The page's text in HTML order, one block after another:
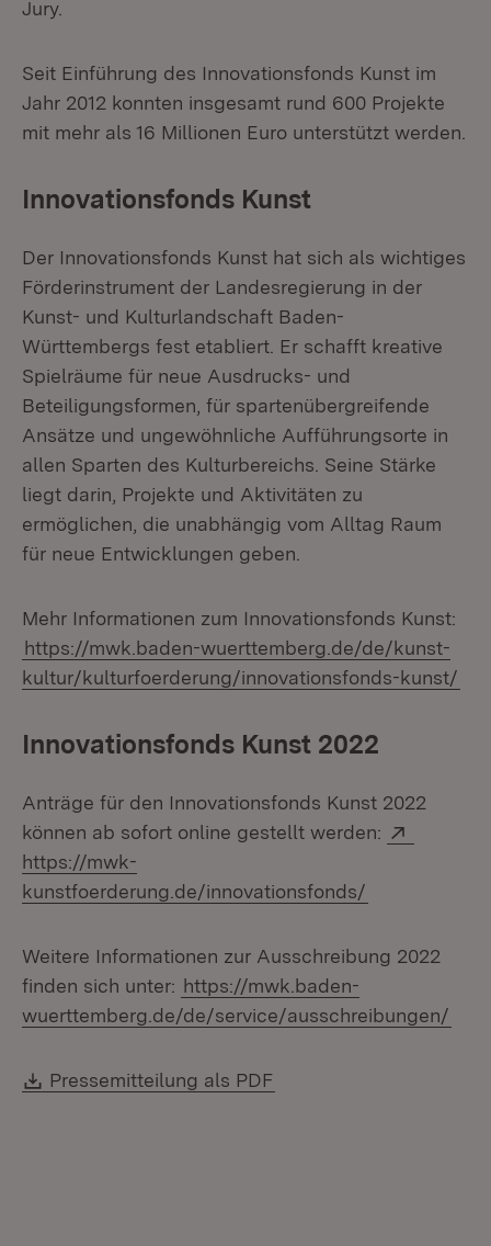
Jury.
Seit Einführung des Innovationsfonds Kunst im
Jahr 2012 konnten insgesamt rund 600 Projekte
mit mehr als 16 Millionen Euro unterstützt werden.
Innovationsfonds Kunst
Der Innovationsfonds Kunst hat sich als wichtiges
Förderinstrument der Landesregierung in der
Kunst- und Kulturlandschaft Baden-
Württembergs fest etabliert. Er schafft kreative
Spielräume für neue Ausdrucks- und
Beteiligungsformen, für spartenübergreifende
Ansätze und ungewöhnliche Aufführungsorte in
allen Sparten des Kulturbereichs. Seine Stärke
liegt darin, Projekte und Aktivitäten zu
ermöglichen, die unabhängig vom Alltag Raum
für neue Entwicklungen geben.
Mehr Informationen zum Innovationsfonds Kunst:
https://mwk.baden-wuerttemberg.de/de/kunst-
kultur/kulturfoerderung/innovationsfonds-kunst/
Innovationsfonds Kunst 2022
Anträge für den Innovationsfonds Kunst 2022
können ab sofort online gestellt werden:
https://mwk-
kunstfoerderung.de/innovationsfonds/
Weitere Informationen zur Ausschreibung 2022
finden sich unter: https://mwk.baden-
wuerttemberg.de/de/service/ausschreibungen/
Download:
Pressemitteilung als PDF